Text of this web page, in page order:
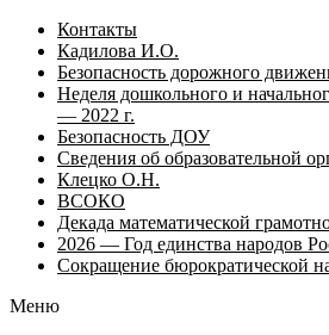
Контакты
Кадилова И.О.
Безопасность дорожного
Неделя дошкольного и
— 2022 г.
Безопасность ДОУ
Сведения об образовательной
Клецко О.Н.
ВСОКО
Декада математической
2026 — Год единства народов
Сокращение бюрократической
Меню